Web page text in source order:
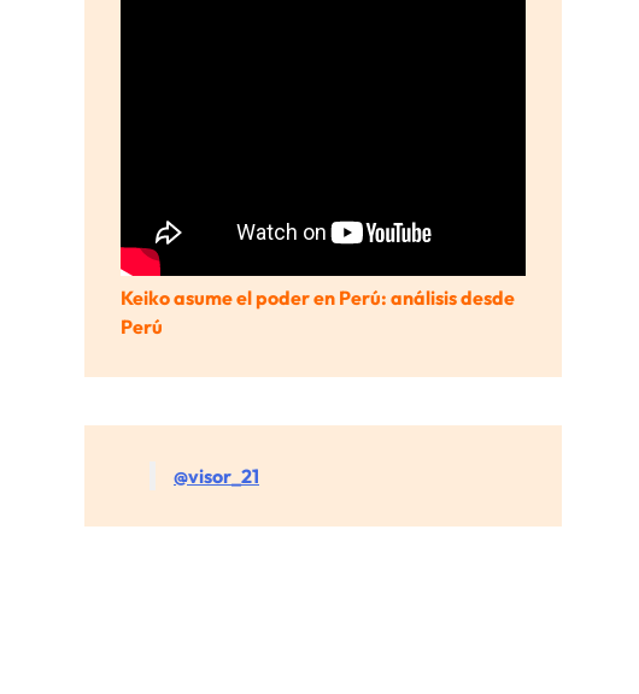
Keiko asume el poder en Perú: análisis desde
Perú
@visor_21